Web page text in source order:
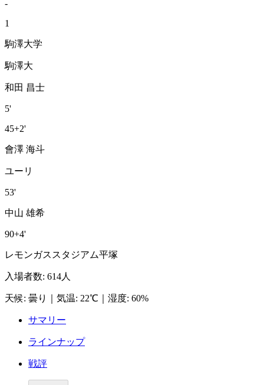
-
1
駒澤大学
駒澤大
和田 昌士
5'
45+2'
會澤 海斗
ユーリ
53'
中山 雄希
90+4'
レモンガススタジアム平塚
入場者数: 614人
天候: 曇り 気温: 22℃ 湿度: 60%
サマリー
ラインナップ
戦評